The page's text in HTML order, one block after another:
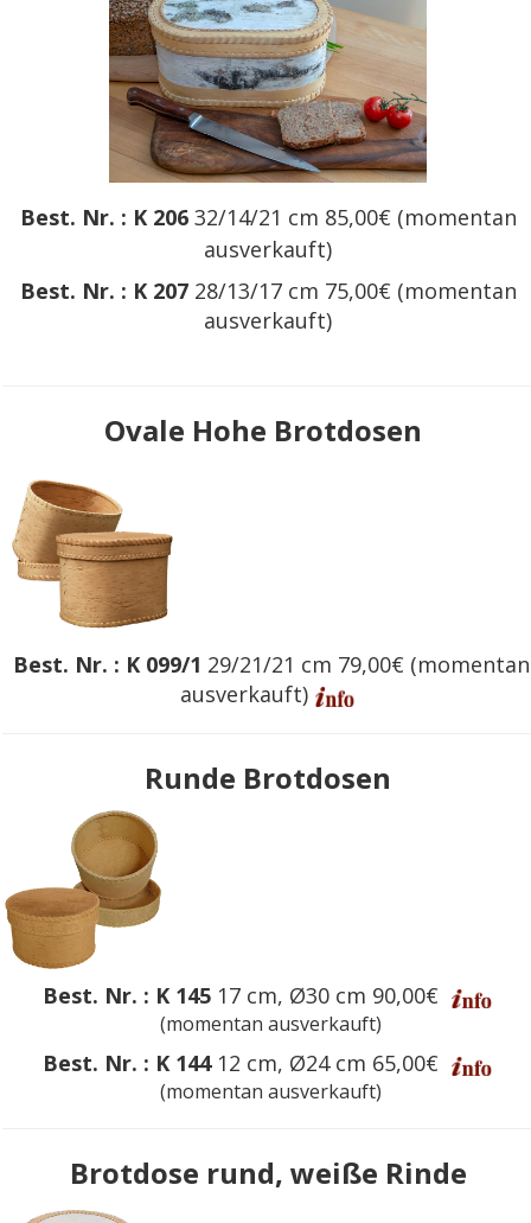
Best. Nr. : K 206 32/14/21 cm 85,00€ (momentan
ausverkauft)
Best. Nr. : K 207 28/13/17 cm 75,00€ (momentan
ausverkauft)
Ovale Hohe Brotdosen
Best. Nr. : K 099/1 29/21/21 cm 79,00€ (momentan
ausverkauft)
Runde Brotdosen
Best. Nr. : K 145 17 cm, Ø30 cm 90,00€
(momentan ausverkauft)
Best. Nr. : K 14412 cm, Ø24 cm 65,00€ ​
(momentan ausverkauft)
Brotdose rund, weiße Rinde